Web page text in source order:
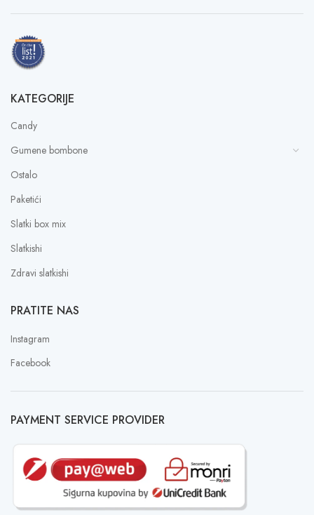
KATEGORIJE
Candy
Gumene bombone
Ostalo
Paketići
Slatki box mix
Slatkishi
Zdravi slatkishi
PRATITE NAS
Instagram
Facebook
PAYMENT SERVICE PROVIDER